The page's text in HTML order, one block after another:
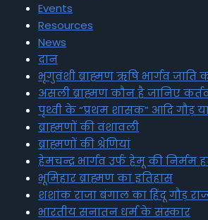
Events
Resources
News
दान
भृगुवंशी ब्राह्मण ऋषि भार्गव जाति
असली ब्राह्मण कौन है जानिए
पृथ्वी के “प्रथम शासक” आदि गौड़
ब्राह्मणों की वंशावली
ब्राह्मणों की श्रेणियां
हेमचन्द्र भार्गव उर्फ हेमू की निर्मम
भूमिहार ब्राह्मण का इतिहास
शशांक राजा बंगाल का हिंदू गौड़
भारतीय सनातन धर्म के संस्कार